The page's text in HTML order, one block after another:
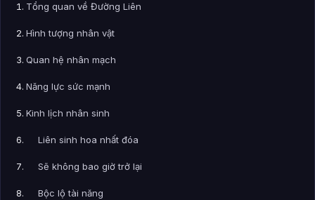
Tổng quan về Đường Liên
Hình tượng nhân vật
Quan hệ nhân mạch
Năng lực sức mạnh
Kinh lịch nhân sinh
Liên sinh hoa nhất đóa
Sẽ không bao giờ trở lại
Bộc lộ tài năng